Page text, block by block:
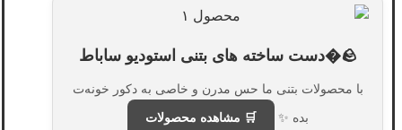
🪨�دست ساخته های بتنی استودیو ساباط
با محصولات بتنی ما حس مدرن و خاصی به دکور خونه‌ت
بده ✨ 🛒 مشاهده محصولات